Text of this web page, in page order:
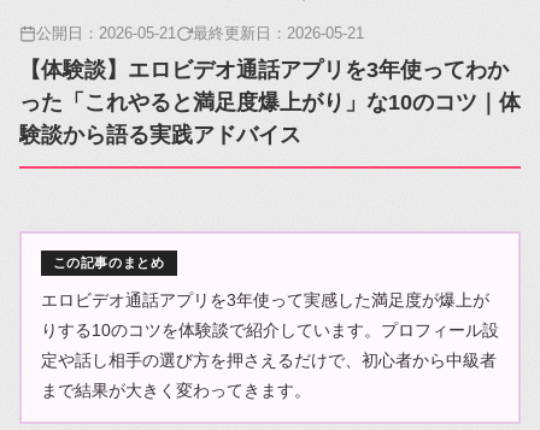
公開日： 2026-05-21 最終更新日： 2026-05-21
【体験談】エロビデオ通話アプリを3年使ってわか
った「これやると満足度爆上がり」な10のコツ｜体
験談から語る実践アドバイス
この記事のまとめ
エロビデオ通話アプリを3年使って実感した満足度が爆上が
りする10のコツを体験談で紹介しています。プロフィール設
定や話し相手の選び方を押さえるだけで、初心者から中級者
まで結果が大きく変わってきます。